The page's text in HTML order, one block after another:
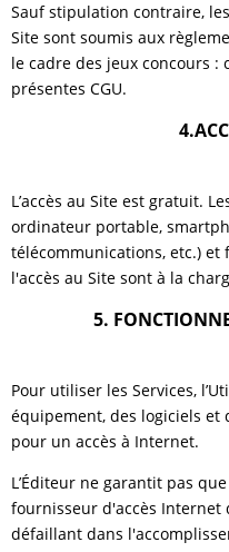
Sauf stipulation contraire,
Site sont soumis aux
le cadre des jeux concours :
présentes CGU.
L’accès au Site est gratuit.
ordinateur portable,
télécommunications, etc.) et
l'accès au Site sont à la
5.
Pour utiliser les Services,
équipement, des logiciels et
pour un accès à Internet.
L’Éditeur ne garantit pas
fournisseur d'accès Internet
défaillant dans